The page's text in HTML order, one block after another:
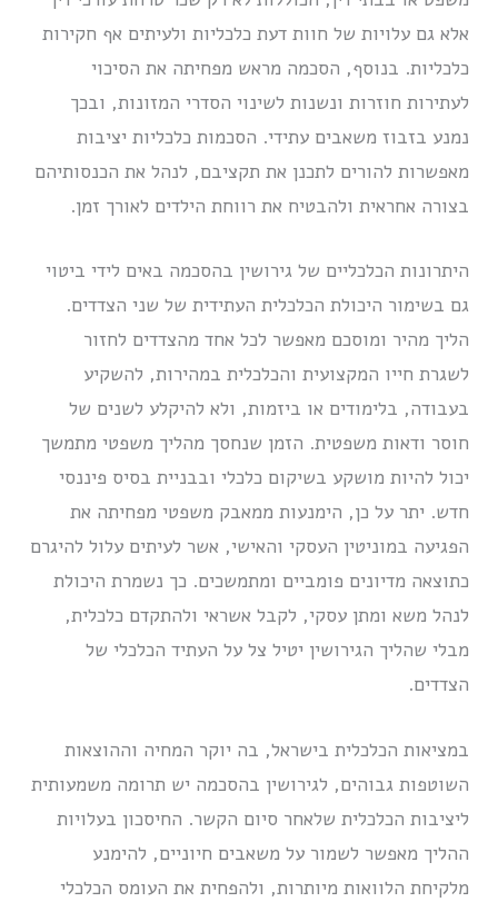
אלא גם עלויות של חוות דעת כלכליות ולעיתים אף חקירות
כלכליות. בנוסף, הסכמה מראש מפחיתה את הסיכוי
לעתירות חוזרות ונשנות לשינוי הסדרי המזונות, ובכך
נמנע בזבוז משאבים עתידי. הסכמות כלכליות יציבות
מאפשרות להורים לתכנן את תקציבם, לנהל את הכנסותיהם
בצורה אחראית ולהבטיח את רווחת הילדים לאורך זמן.
היתרונות הכלכליים של גירושין בהסכמה באים לידי ביטוי
גם בשימור היכולת הכלכלית העתידית של שני הצדדים.
הליך מהיר ומוסכם מאפשר לכל אחד מהצדדים לחזור
לשגרת חייו המקצועית והכלכלית במהירות, להשקיע
בעבודה, בלימודים או ביזמות, ולא להיקלע לשנים של
חוסר ודאות משפטית. הזמן שנחסך מהליך משפטי מתמשך
יכול להיות מושקע בשיקום כלכלי ובבניית בסיס פיננסי
חדש. יתר על כן, הימנעות ממאבק משפטי מפחיתה את
הפגיעה במוניטין העסקי והאישי, אשר לעיתים עלול להיגרם
כתוצאה מדיונים פומביים ומתמשכים. כך נשמרת היכולת
לנהל משא ומתן עסקי, לקבל אשראי ולהתקדם כלכלית,
מבלי שהליך הגירושין יטיל צל על העתיד הכלכלי של
הצדדים.
במציאות הכלכלית בישראל, בה יוקר המחיה וההוצאות
השוטפות גבוהים, לגירושין בהסכמה יש תרומה משמעותית
ליציבות הכלכלית שלאחר סיום הקשר. החיסכון בעלויות
ההליך מאפשר לשמור על משאבים חיוניים, להימנע
מלקיחת הלוואות מיותרות, ולהפחית את העומס הכלכלי